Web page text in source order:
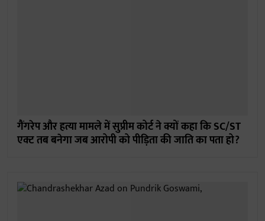
गैंगरेप और हत्या मामले में सुप्रीम कोर्ट ने क्यों कहा कि SC/ST
एक्ट तब बनेगा जब आरोपी को पीड़िता की जाति का पता हो?